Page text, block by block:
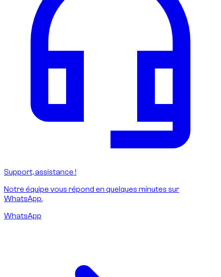
Support, assistance !
Notre équipe vous répond en quelques minutes sur
WhatsApp.
WhatsApp